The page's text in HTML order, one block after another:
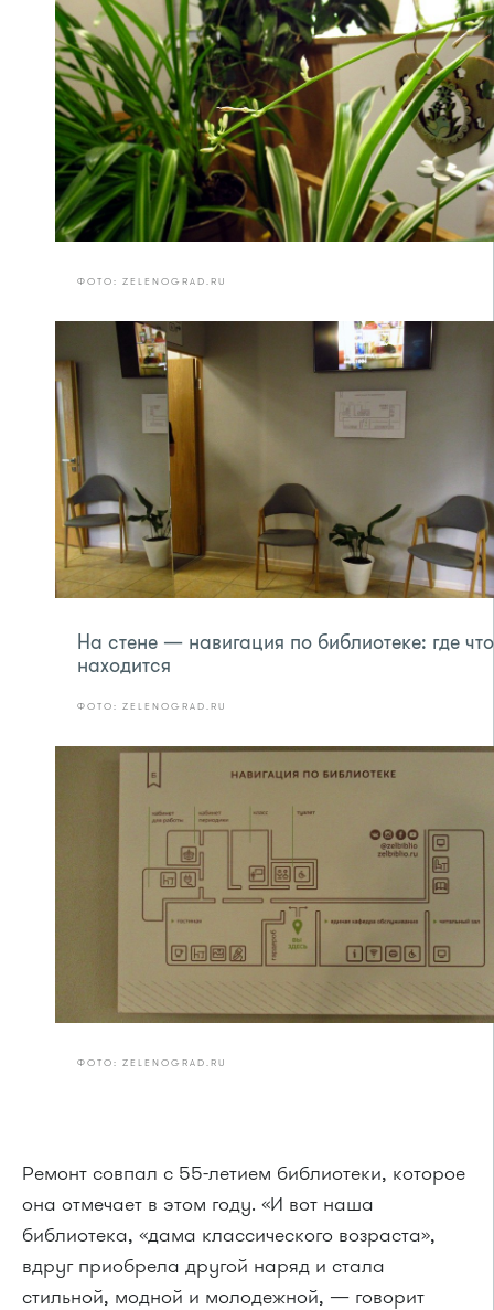
ФОТО: ZELENOGRAD.RU
На стене — навигация по библиотеке: где что
находится
ФОТО: ZELENOGRAD.RU
ФОТО: ZELENOGRAD.RU
Ремонт совпал с 55-летием библиотеки, которое
она отмечает в этом году. «И вот наша
библиотека, «дама классического возраста»,
вдруг приобрела другой наряд и стала
стильной, модной и молодежной, — говорит